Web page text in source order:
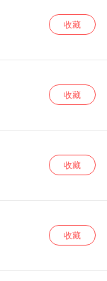
收藏
收藏
收藏
收藏